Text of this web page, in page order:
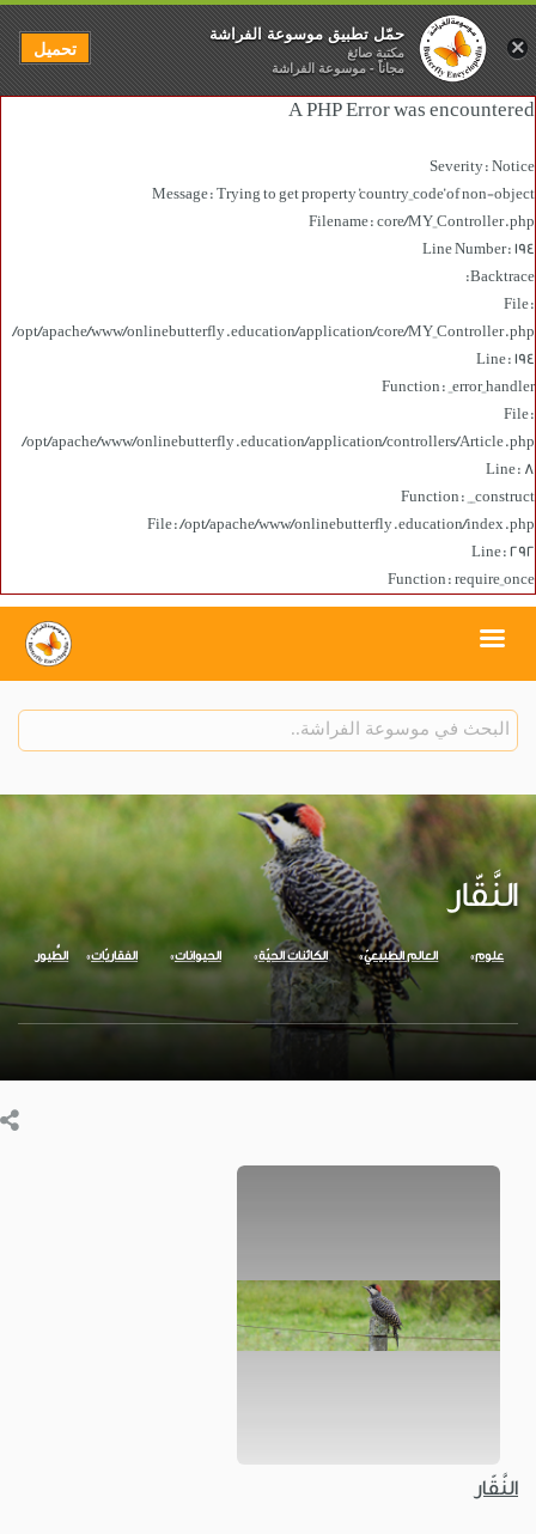
A PHP Error was encountered
Severity: Notice
Message: Trying to get property 'country_code' of non-object
Filename: core/MY_Controller.php
Line Number: 194
Backtrace:
File:
/opt/apache/www/onlinebutterfly.education/application/core/MY_Controller.php
Line: 194
Function: _error_handler
File:
/opt/apache/www/onlinebutterfly.education/application/controllers/Article.php
Line: 8
Function: __construct
File: /opt/apache/www/onlinebutterfly.education/index.php
Line: 292
Function: require_once
النَّقّار
علوم العالم الطبيعيّ الكائنات الحيّة الحيوانات الفقاريّات الطُّيور
النَّقّار
×
حمّل تطبيق موسوعة الفراشة
مكتبة صائغ
مجاناً - موسوعة الفراشة
تحميل